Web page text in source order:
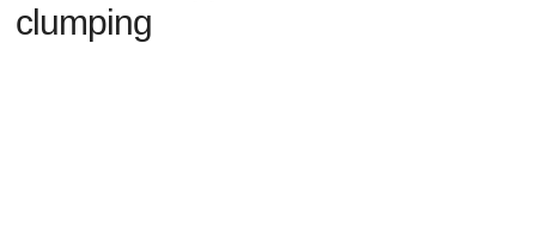
Tapaturmat ja ensiapu
clumping